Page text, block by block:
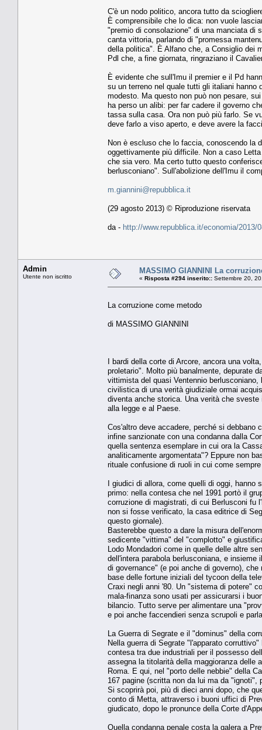
C'è un nodo politico, ancora tutto da
È comprensibile che lo dica: non vuole
"premio di consolazione" di una manciata di
canta vittoria, parlando di "promessa
della politica". È Alfano che, a Consiglio dei
Pdl che, a fine giornata, ringraziano il
È evidente che sull'Imu il premier e il Pd
su un terreno nel quale tutti gli italiani hanno
modesto. Ma questo non può non pesare,
ha perso un alibi: per far cadere il governo
tassa sulla casa. Ora non può più farlo. Se
deve farlo a viso aperto, e deve avere la
Non è escluso che lo faccia, conoscendo la
oggettivamente più difficile. Non a caso
che sia vero. Ma certo tutto questo
berlusconiano". Sull'abolizione dell'Imu il
m.giannini@repubblica.it
(29 agosto 2013) © Riproduzione riservata
da - http://www.repubblica.it/economia/2013/
Admin
Utente non iscritto
MASSIMO GIANNINI La
« Risposta #294 inserito:: Settembre 20,
La corruzione come metodo
di MASSIMO GIANNINI
I bardi della corte di Arcore, ancora una
proletario". Molto più banalmente, depurate
vittimista del quasi Ventennio
civilistica di una verità giudiziale ormai
diventa anche storica. Una verità che
alla legge e al Paese.
Cos'altro deve accadere, perché si debbano
infine sanzionate con una condanna dalla
quella sentenza esemplare in cui ora la
analiticamente argomentata"? Eppure non
rituale confusione di ruoli in cui come
I giudici di allora, come quelli di oggi, hanno
primo: nella contesa che nel 1991 portò il
corruzione di magistrati, di cui Berlusconi fu
non si fosse verificato, la casa editrice di
questo giornale).
Basterebbe questo a dare la misura
sedicente "vittima" del "complotto" e
Lodo Mondadori come in quelle delle altre
dell'intera parabola berlusconiana, e
di governance" (e poi anche di governo),
base delle fortune iniziali del tycoon della
Craxi negli anni '80. Un "sistema di potere"
mala-finanza sono usati per assicurarsi i
bilancio. Tutto serve per alimentare una
e poi anche faccendieri senza scrupoli e
La Guerra di Segrate e il "dominus" della
Nella guerra di Segrate "l'apparato
contesa tra due industriali per il possesso
assegna la titolarità della maggioranza delle
Roma. E qui, nel "porto delle nebbie" della
167 pagine (scritta non da lui ma da
Si scoprirà poi, più di dieci anni dopo, che
conto di Metta, attraverso i buoni uffici di
giudicato, dopo le pronunce della Corte
Quella condanna penale costa la galera a